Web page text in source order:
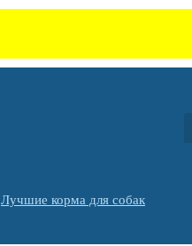
Лучшие корма для собак